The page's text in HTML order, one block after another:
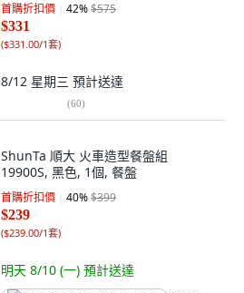
首購折扣價 42%$575
$331
($331.00/1套)
8/12 星期三 預計送達
(60)
ShunTa 順大 火車造型餐盤組
19900S, 黑色, 1個, 餐盤
首購折扣價 40%$399
$239
($239.00/1套)
明天 8/10 (一) 預計送達